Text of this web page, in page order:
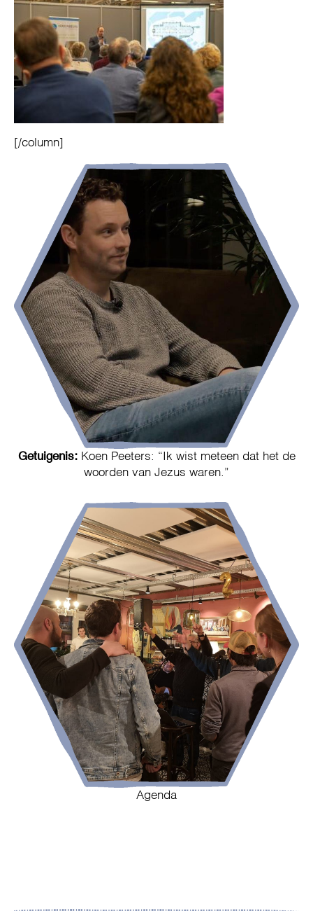
[/column]
Getuigenis: Koen Peeters: “Ik wist meteen dat het de
woorden van Jezus waren.”
Agenda